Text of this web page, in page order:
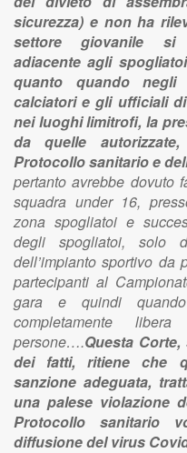
sicurezza) e non ha
settore giovanile si
adiacente agli
quanto quando
calciatori e gli ufficiali
nei luoghi limitrofi, la
da quelle
Protocollo sanitario e
pertanto avrebbe dovuto
squadra under 16,
zona spogliatoi e
degli spogliatoi, solo
dell’impianto sportivo da
partecipanti al
gara e quindi
completamente
persone….Questa
dei fatti, ritiene che
sanzione adeguata,
una palese violazione
Protocollo sanitario
diffusione del virus